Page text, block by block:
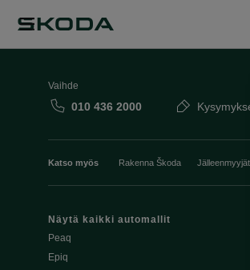
Vaihde
010 436 2000
Katso myös Rakenna Škoda
Näytä kaikki automallit
Peaq
Epiq